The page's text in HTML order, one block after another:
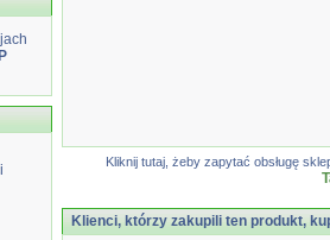
Kliknij tutaj, żeby zapytać obsługę
Klienci, którzy zakupili ten produkt,